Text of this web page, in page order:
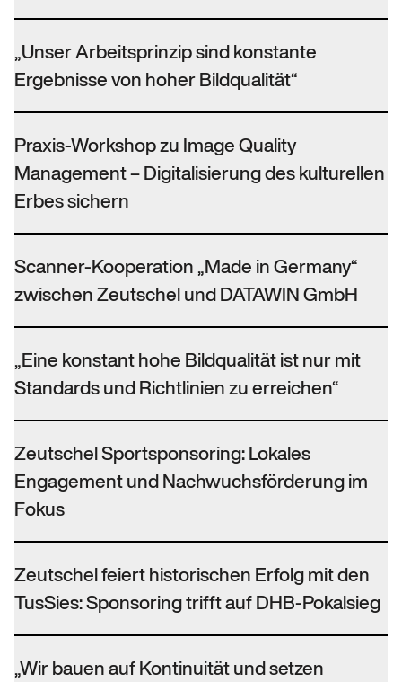
„Unser Arbeitsprinzip sind konstante
Ergebnisse von hoher Bildqualität“
Praxis-Workshop zu Image Quality
Management – Digitalisierung des kulturellen
Erbes sichern
Scanner-Kooperation „Made in Germany“
zwischen Zeutschel und DATAWIN GmbH
„Eine konstant hohe Bildqualität ist nur mit
Standards und Richtlinien zu erreichen“
Zeutschel Sportsponsoring: Lokales
Engagement und Nachwuchsförderung im
Fokus
Zeutschel feiert historischen Erfolg mit den
TusSies: Sponsoring trifft auf DHB-Pokalsieg
„Wir bauen auf Kontinuität und setzen